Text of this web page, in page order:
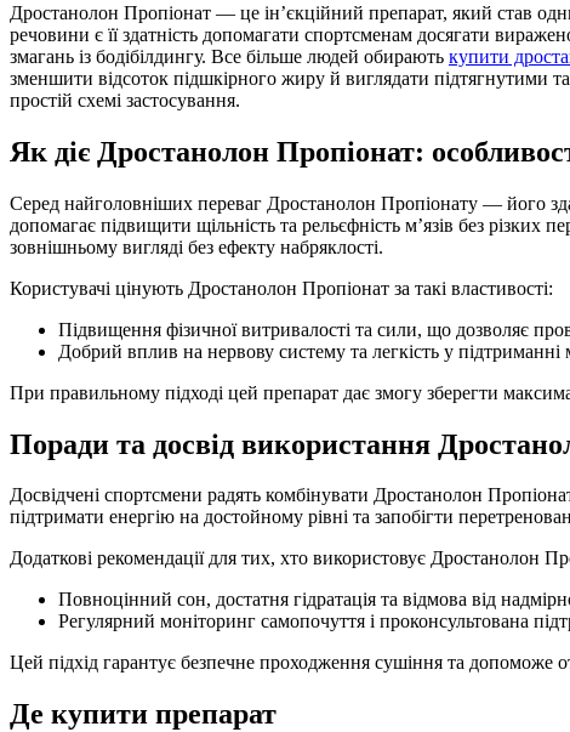
Дростанолон Пропіонат — це ін’єкційний препарат, який став
речовини є її здатність допомагати спортсменам досягати
змагань із бодібілдингу. Все більше людей обирають купити
зменшити відсоток підшкірного жиру й виглядати підтягнутими
простій схемі застосування.
Як діє Дростанолон Пропіонат:
Серед найголовніших переваг Дростанолон Пропіонату — його
допомагає підвищити щільність та рельєфність м’язів без
зовнішньому вигляді без ефекту набряклості.
Користувачі цінують Дростанолон Пропіонат за такі властивості:
Підвищення фізичної витривалості та сили, що дозволяє
Добрий вплив на нервову систему та легкість у підтриманні
При правильному підході цей препарат дає змогу зберегти
Поради та досвід використання
Досвідчені спортсмени радять комбінувати Дростанолон
підтримати енергію на достойному рівні та запобігти
Додаткові рекомендації для тих, хто використовує Дростанолон
Повноцінний сон, достатня гідратація та відмова від
Регулярний моніторинг самопочуття і проконсультована
Цей підхід гарантує безпечне проходження сушіння та допоможе
Де купити препарат